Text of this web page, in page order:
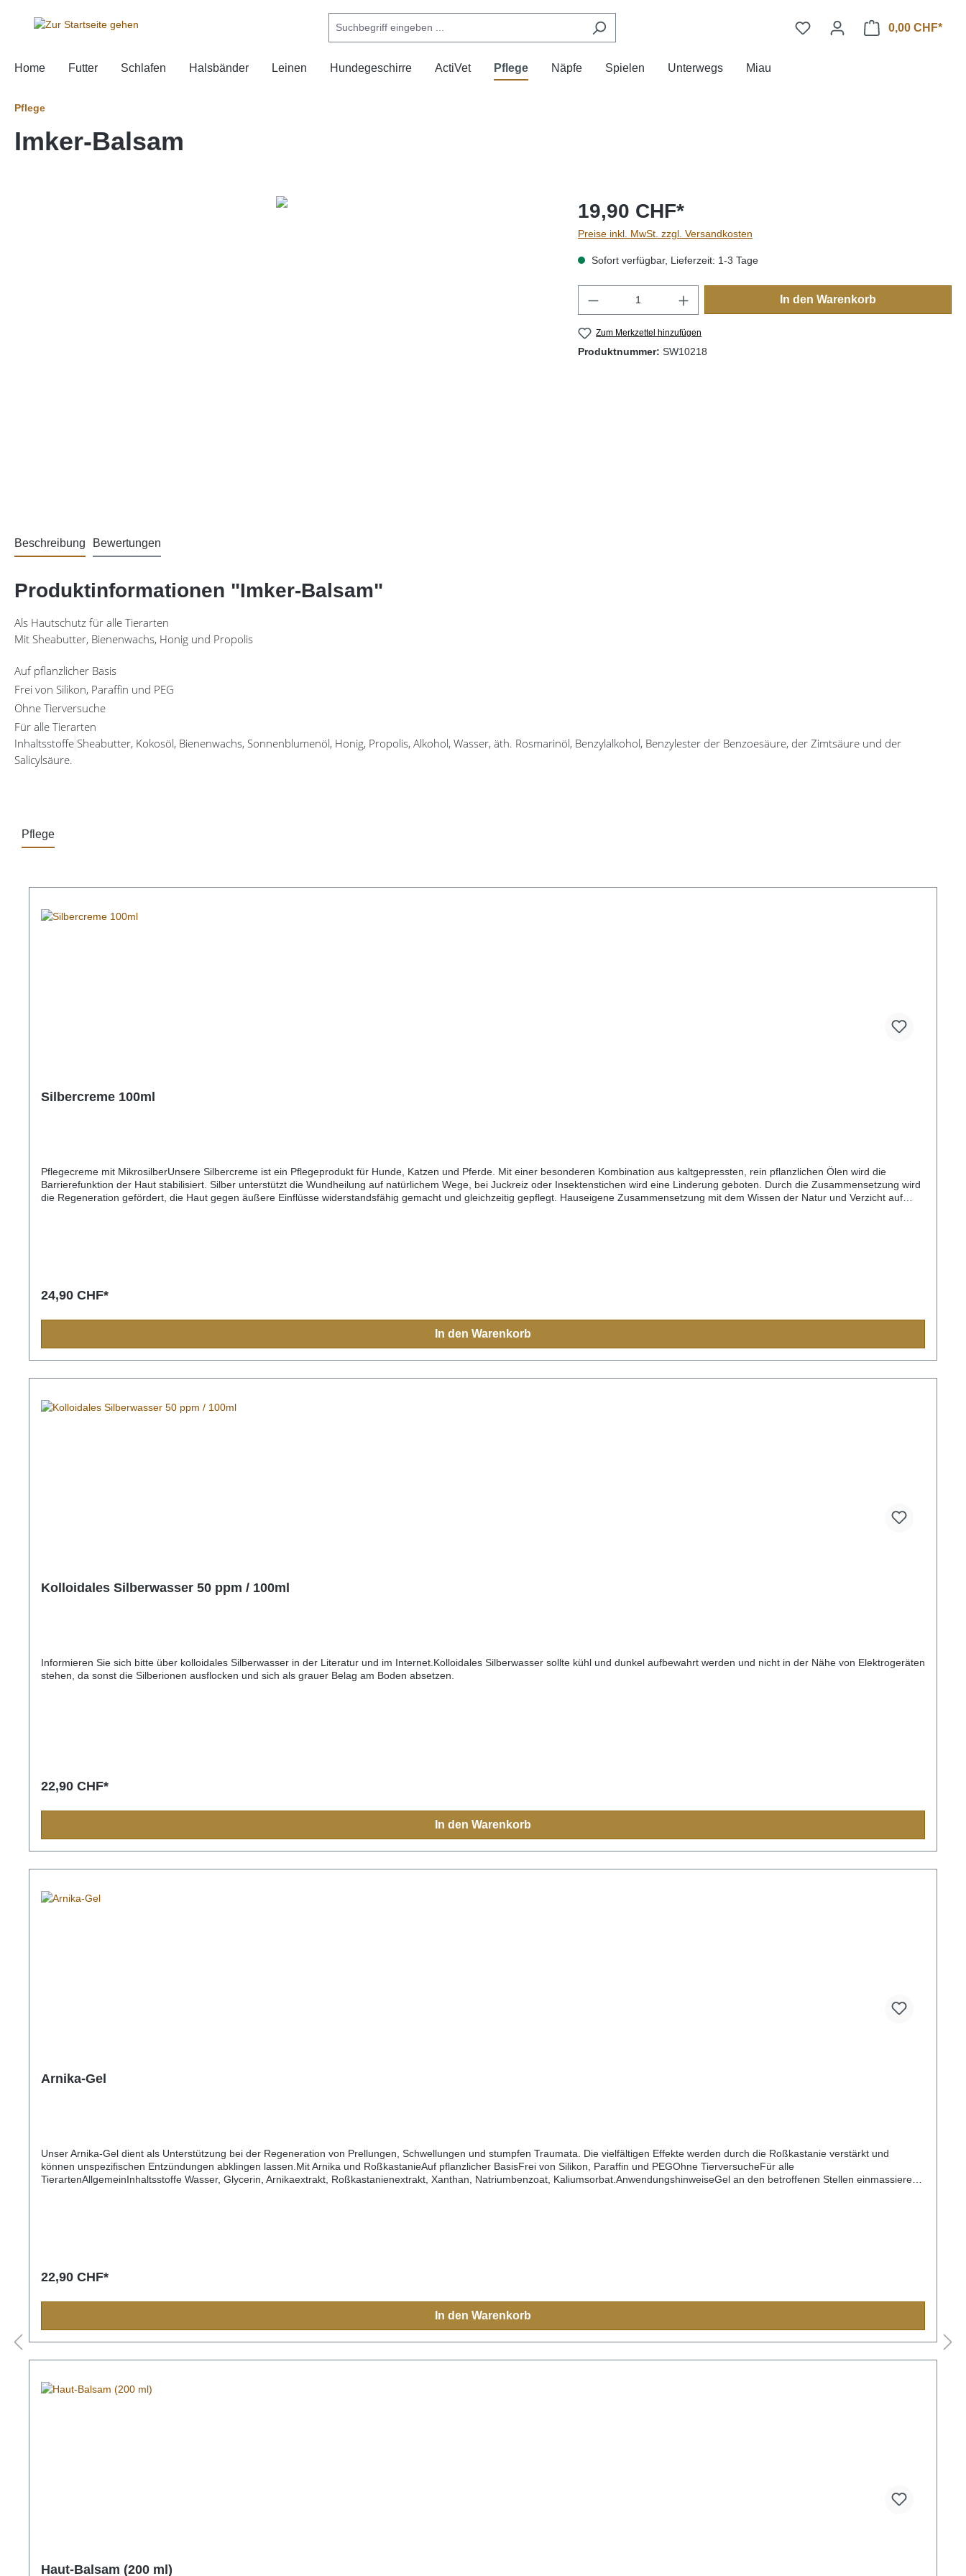
0,00 CHF*
Home Futter Schlafen Halsbänder Leinen Hundegeschirre ActiVet Pflege Näpfe Spielen Unterwegs Miau
Pflege
Imker-Balsam
19,90 CHF*
Preise inkl. MwSt. zzgl. Versandkosten
Sofort verfügbar, Lieferzeit: 1-3 Tage
Produkt Anzahl: Gib den gewünschten Wert ein
In den Warenkorb
Zum Merkzettel hinzufügen
Produktnummer: SW10218
Beschreibung Bewertungen
Produktinformationen "Imker-Balsam"
Als Hautschutz für alle Tierarten
Mit Sheabutter, Bienenwachs, Honig und Propolis
Auf pflanzlicher Basis
Frei von Silikon, Paraffin und PEG
Ohne Tierversuche
Für alle Tierarten
InhaltsstoffeSheabutter, Kokosöl, Bienenwachs, Sonnenblumenöl, Honig, Propolis, Alkohol, Wasser, äth. Rosmarinöl, Benzylalkohol, Benzylester der Benzoesäure, der Zimtsäure und der
Salicylsäure.
Pflege
Silbercreme 100ml
Pflegecreme mit MikrosilberUnsere Silbercreme ist ein Pflegeprodukt für Hunde, Katzen und Pferde. Mit einer besonderen Kombination aus kaltgepressten, rein pflanzlichen Ölen wird die
Barrierefunktion der Haut stabilisiert. Silber unterstützt die Wundheilung auf natürlichem Wege, bei Juckreiz oder Insektenstichen wird eine Linderung geboten. Durch die Zusammensetzung wird
die Regeneration gefördert, die Haut gegen äußere Einflüsse widerstandsfähig gemacht und gleichzeitig gepflegt. Hauseigene Zusammensetzung mit dem Wissen der Natur und Verzicht auf
24,90 CHF*
In den Warenkorb
Kolloidales Silberwasser 50 ppm / 100ml
Informieren Sie sich bitte über kolloidales Silberwasser in der Literatur und im Internet.Kolloidales Silberwasser sollte kühl und dunkel aufbewahrt werden und nicht in der Nähe von Elektrogeräten
stehen, da sonst die Silberionen ausflocken und sich als grauer Belag am Boden absetzen.
22,90 CHF*
In den Warenkorb
Arnika-Gel
Unser Arnika-Gel dient als Unterstützung bei der Regeneration von Prellungen, Schwellungen und stumpfen Traumata. Die vielfältigen Effekte werden durch die Roßkastanie verstärkt und
können unspezifischen Entzündungen abklingen lassen.Mit Arnika und RoßkastanieAuf pflanzlicher BasisFrei von Silikon, Paraffin und PEGOhne TierversucheFür alle
TierartenAllgemeinInhaltsstoffe Wasser, Glycerin, Arnikaextrakt, Roßkastanienextrakt, Xanthan, Natriumbenzoat, Kaliumsorbat.AnwendungshinweiseGel an den betroffenen Stellen einmassieren.
22,90 CHF*
In den Warenkorb
Haut-Balsam (200 ml)